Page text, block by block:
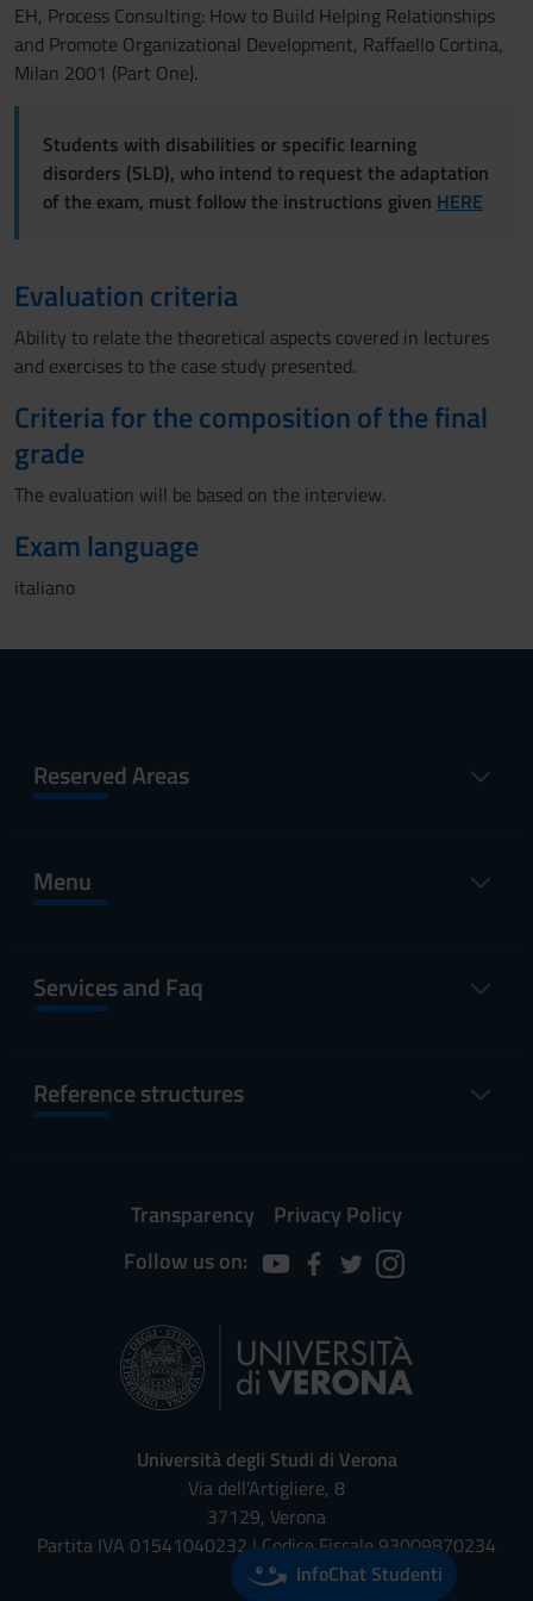
EH, Process Consulting: How to Build Helping Relationships
and Promote Organizational Development, Raffaello Cortina,
Milan 2001 (Part One).
Students with disabilities or specific learning
disorders (SLD), who intend to request the adaptation
of the exam, must follow the instructions given HERE
Evaluation criteria
Ability to relate the theoretical aspects covered in lectures
and exercises to the case study presented.
Criteria for the composition of the final
grade
The evaluation will be based on the interview.
Exam language
italiano
Reserved Areas
Menu
Services and Faq
Reference structures
Transparency
Privacy Policy
Follow us on:
Università degli Studi di Verona
Via dell'Artigliere, 8
37129, Verona
Partita IVA 01541040232 | Codice Fiscale 93009870234
InfoChat Studenti